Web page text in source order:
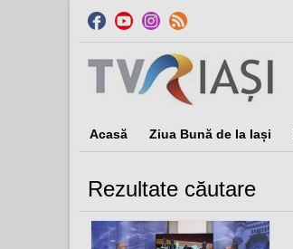
Acasă Ziua Bună de la Iași
Rezultate căutare